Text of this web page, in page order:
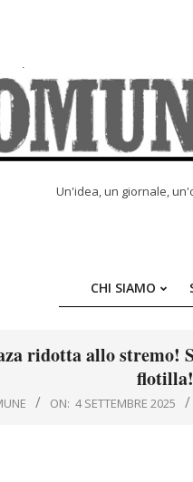
Un'idea, un giornale,
CHI SIAMO
ridotta allo stremo!
flotilla!
ON: 4 SETTEMBRE 2025